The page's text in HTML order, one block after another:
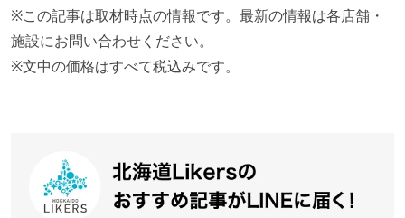
※この記事は取材時点の情報です。最新の情報は各店舗・
施設にお問い合わせください。
※文中の価格はすべて税込みです。